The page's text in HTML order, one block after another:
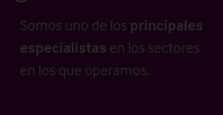
Somos uno de los principales
especialistas en los sectores
en los que operamos.